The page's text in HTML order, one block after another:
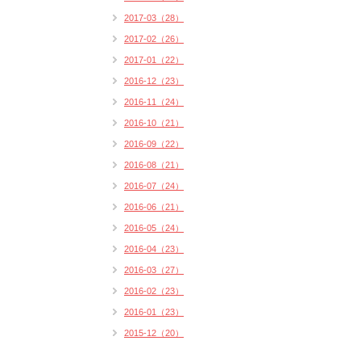
2017-03（28）
2017-02（26）
2017-01（22）
2016-12（23）
2016-11（24）
2016-10（21）
2016-09（22）
2016-08（21）
2016-07（24）
2016-06（21）
2016-05（24）
2016-04（23）
2016-03（27）
2016-02（23）
2016-01（23）
2015-12（20）